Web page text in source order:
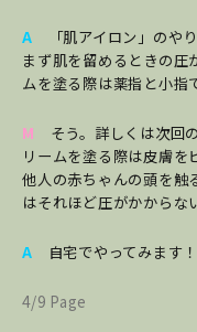
A 「肌アイロン」のや
まず肌を留めるときの圧
ムを塗る際は薬指と小指
M そう。詳しくは次回
リームを塗る際は皮膚を
他人の赤ちゃんの頭を触
はそれほど圧がかからな
A 自宅でやってみます！
4/9 Page